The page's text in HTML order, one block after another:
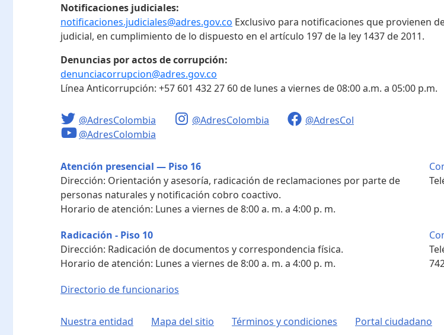
Notificaciones judiciales:
notificaciones.judiciales@adres.gov.co Exclusivo para notificaciones que provienen
judicial, en cumplimiento de lo dispuesto en el artículo 197 de la ley 1437 de 2011.
Denuncias por actos de corrupción:
denunciacorrupcion@adres.gov.co
Línea Anticorrupción: +57 601 432 27 60 de lunes a viernes de 08:00 a.m. a 05:00 p.m.
@AdresColombia @AdresColombia
@AdresCol
@AdresColombia
Atención presencial — Piso 16
Dirección: Orientación y asesoría, radicación de reclamaciones por parte de
personas naturales y notificación cobro coactivo.
Horario de atención: Lunes a viernes de 8:00 a. m. a 4:00 p. m.
Radicación - Piso 10
Dirección: Radicación de documentos y correspondencia física.
Horario de atención: Lunes a viernes de 8:00 a. m. a 4:00 p. m.
Directorio de funcionarios
Nuestra entidad Mapa del sitio Términos y condiciones Portal ciudadano